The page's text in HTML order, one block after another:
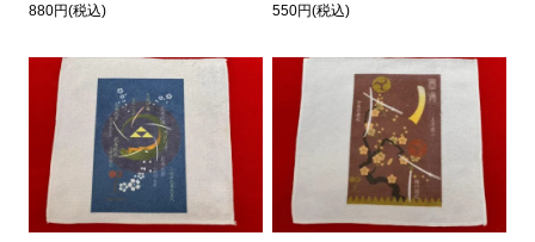
880円(税込)
550円(税込)